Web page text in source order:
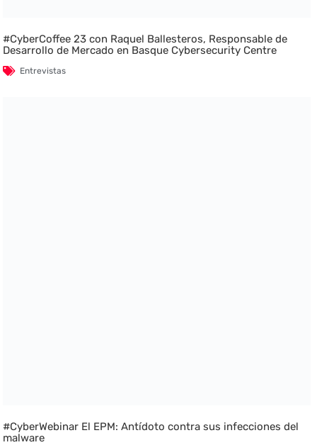
#CyberCoffee 23 con Raquel Ballesteros, Responsable de
Desarrollo de Mercado en Basque Cybersecurity Centre
Entrevistas
#CyberWebinar El EPM: Antídoto contra sus infecciones del
malware